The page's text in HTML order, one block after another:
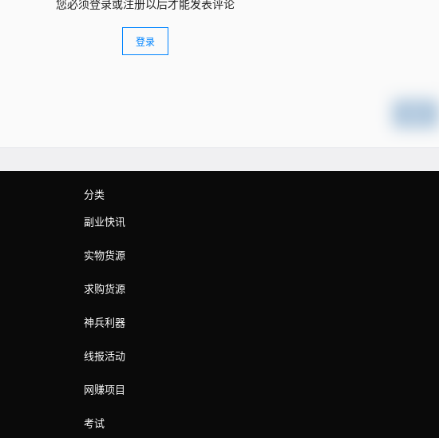
您必须登录或注册以后才能发表评论
登录
分类
副业快讯
实物货源
求购货源
神兵利器
线报活动
网赚项目
考试